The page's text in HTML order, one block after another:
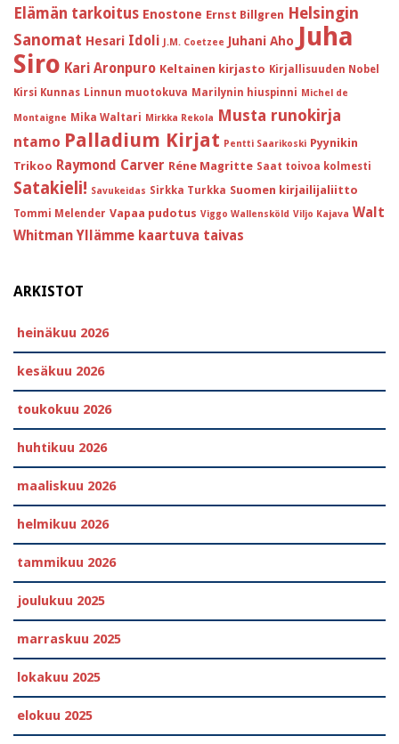
Elämän tarkoitus Enostone Ernst Billgren Helsingin
Sanomat Hesari Idoli J.M. Coetzee Juhani Aho Juha
Siro Kari Aronpuro Keltainen kirjasto Kirjallisuuden Nobel
Kirsi Kunnas Linnun muotokuva Marilynin hiuspinni Michel de
Montaigne Mika Waltari Mirkka Rekola Musta runokirja
ntamo Palladium Kirjat Pentti Saarikoski Pyynikin
Trikoo Raymond Carver Réne Magritte Saat toivoa kolmesti
Satakieli! Savukeidas Sirkka Turkka Suomen kirjailijaliitto
Tommi Melender Vapaa pudotus Viggo Wallensköld Viljo Kajava Walt
Whitman Yllämme kaartuva taivas
ARKISTOT
heinäkuu 2026
kesäkuu 2026
toukokuu 2026
huhtikuu 2026
maaliskuu 2026
helmikuu 2026
tammikuu 2026
joulukuu 2025
marraskuu 2025
lokakuu 2025
elokuu 2025